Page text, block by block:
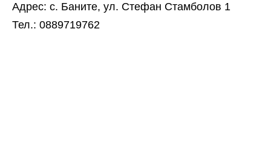
Адрес: с. Баните, ул. Стефан Стамболов 1
Тел.: 0889719762